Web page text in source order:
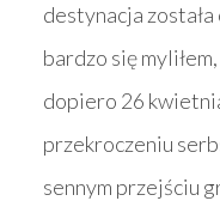
destynacja została
bardzo się
dopiero 26
przekroczeniu
sennym przejściu